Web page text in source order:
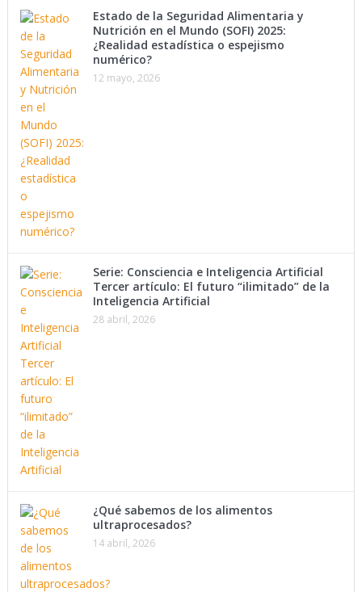
Estado de la Seguridad Alimentaria y
Nutrición en el Mundo (SOFI) 2025:
¿Realidad estadística o espejismo
numérico?
12 mayo, 2026
Serie: Consciencia e Inteligencia Artificial
Tercer artículo: El futuro “ilimitado” de la
Inteligencia Artificial
28 abril, 2026
¿Qué sabemos de los alimentos
ultraprocesados?
14 abril, 2026